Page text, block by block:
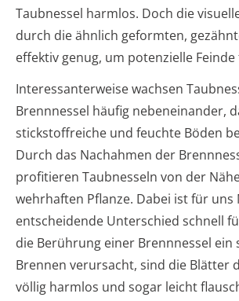
Taubnessel harmlos. Doch die
durch die ähnlich geformten,
effektiv genug, um potenzielle
Interessanterweise wachsen
Brennnessel häufig nebeneinander,
stickstoffreiche und feuchte Böden
Durch das Nachahmen der
profitieren Taubnesseln von der
wehrhaften Pflanze. Dabei ist für uns
entscheidende Unterschied schnell
die Berührung einer Brennnessel ein
Brennen verursacht, sind die Blätter
völlig harmlos und sogar leicht